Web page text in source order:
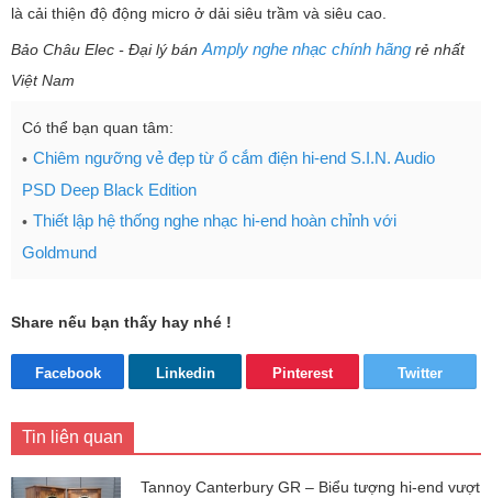
là cải thiện độ động micro ở dải siêu trầm và siêu cao.
Bảo Châu Elec - Đại lý bán Amply nghe nhạc chính hãng rẻ nhất
Việt Nam
Có thể bạn quan tâm:
Chiêm ngưỡng vẻ đẹp từ ổ cắm điện hi-end S.I.N. Audio
PSD Deep Black Edition
Thiết lập hệ thống nghe nhạc hi-end hoàn chỉnh với
Goldmund
Share nếu bạn thấy hay nhé !
Facebook Linkedin Pinterest Twitter
Tin liên quan
Tannoy Canterbury GR – Biểu tượng hi-end vượt